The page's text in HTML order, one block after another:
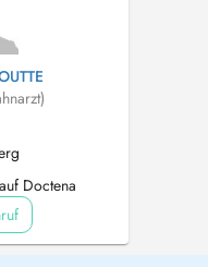
Doctena